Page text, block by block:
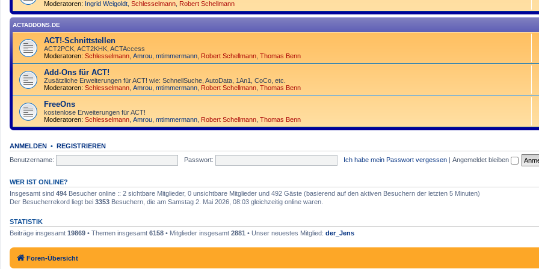
Moderatoren: Ingrid Weigoldt Schlesselmann Robert Schellmann
ACTADDONS.DE
ACT!-Schnittstellen
ACT2PCK, ACT2KHK, ACTAccess
Moderatoren: Schlesselmann Amrou mtimmermann Robert Schellmann Thomas Benn
Add-Ons für ACT!
Zusätzliche Erweiterungen für ACT! wie: SchnellSuche, AutoData, 1An1, CoCo, etc.
Moderatoren: Schlesselmann Amrou mtimmermann Robert Schellmann Thomas Benn
FreeOns
kostenlose Erweiterungen für ACT!
Moderatoren: Schlesselmann Amrou mtimmermann Robert Schellmann Thomas Benn
ANMELDEN • REGISTRIEREN
Benutzername:
Passwort: Ich habe mein Passwort vergessen | Angemeldet bleiben
WER IST ONLINE?
Insgesamt sind 494 Besucher online :: 2 sichtbare Mitglieder, 0 unsichtbare Mitglieder und 492 Gäste (basierend auf den aktiven Besuchern der letzten 5 Minuten)
Der Besucherrekord liegt bei 3353 Besuchern, die am Samstag 2. Mai 2026, 08:03 gleichzeitig online waren.
STATISTIK
Beiträge insgesamt 19869 • Themen insgesamt 6158 • Mitglieder insgesamt 2881 • Unser neuestes Mitglied: der_Jens
Foren-Übersicht